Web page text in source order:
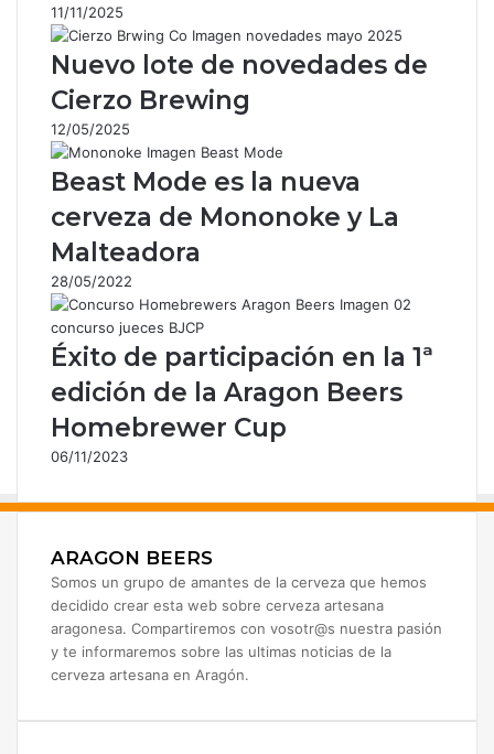
11/11/2025
Nuevo lote de novedades de
Cierzo Brewing
12/05/2025
Beast Mode es la nueva
cerveza de Mononoke y La
Malteadora
28/05/2022
Éxito de participación en la 1ª
edición de la Aragon Beers
Homebrewer Cup
06/11/2023
ARAGON BEERS
Somos un grupo de amantes de la cerveza que hemos
decidido crear esta web sobre cerveza artesana
aragonesa. Compartiremos con vosotr@s nuestra pasión
y te informaremos sobre las ultimas noticias de la
cerveza artesana en Aragón.